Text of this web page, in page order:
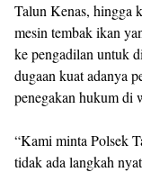
Talun Kenas, hingga
mesin tembak ikan
ke pengadilan untuk
dugaan kuat adanya
penegakan hukum di
“Kami minta Polsek
tidak ada langkah